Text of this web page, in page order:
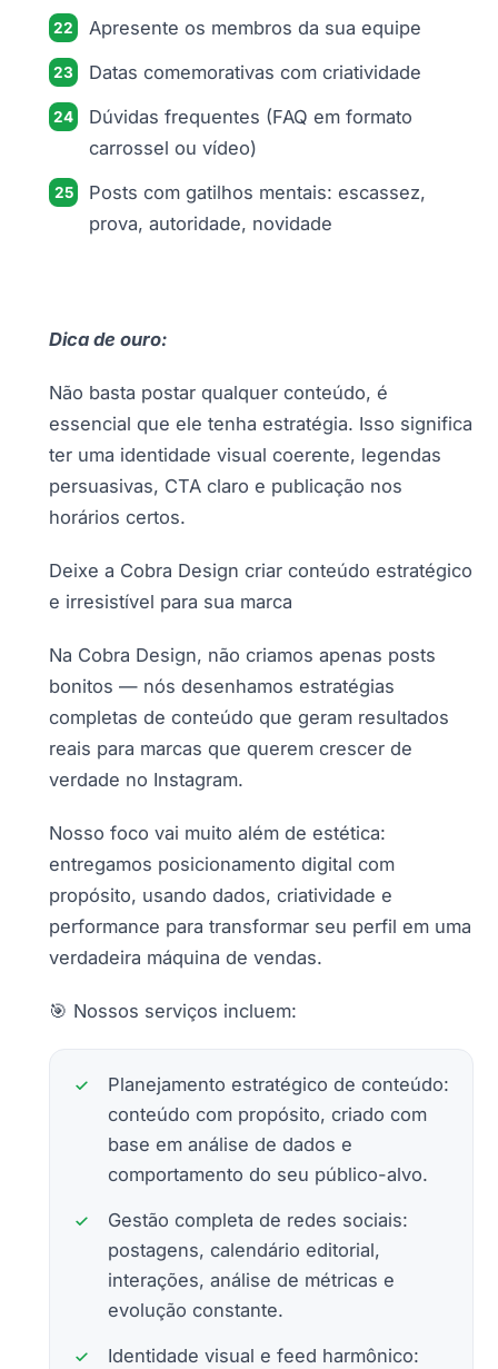
Apresente os membros da sua equipe
Datas comemorativas com criatividade
Dúvidas frequentes (FAQ em formato
carrossel ou vídeo)
Posts com gatilhos mentais: escassez,
prova, autoridade, novidade
Dica de ouro:
Não basta postar qualquer conteúdo, é
essencial que ele tenha estratégia. Isso significa
ter uma identidade visual coerente, legendas
persuasivas, CTA claro e publicação nos
horários certos.
Deixe a Cobra Design criar conteúdo estratégico
e irresistível para sua marca
Na Cobra Design, não criamos apenas posts
bonitos — nós desenhamos estratégias
completas de conteúdo que geram resultados
reais para marcas que querem crescer de
verdade no Instagram.
Nosso foco vai muito além de estética:
entregamos posicionamento digital com
propósito, usando dados, criatividade e
performance para transformar seu perfil em uma
verdadeira máquina de vendas.
🎯 Nossos serviços incluem:
Planejamento estratégico de conteúdo:
conteúdo com propósito, criado com
base em análise de dados e
comportamento do seu público-alvo.
Gestão completa de redes sociais:
postagens, calendário editorial,
interações, análise de métricas e
evolução constante.
Identidade visual e feed harmônico: